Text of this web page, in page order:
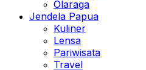
Olaraga
Jendela Papua
Kuliner
Lensa
Pariwisata
Travel